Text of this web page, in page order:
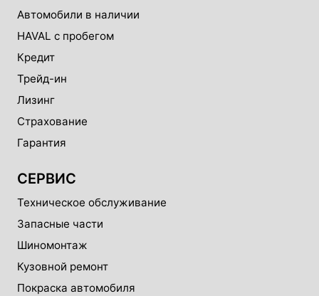
Автомобили в наличии
HAVAL с пробегом
Кредит
Трейд-ин
Лизинг
Страхование
Гарантия
СЕРВИС
Техническое обслуживание
Запасные части
Шиномонтаж
Кузовной ремонт
Покраска автомобиля